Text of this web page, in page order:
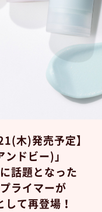
木)発売予定】
ンドビー)」
話題となった
ライマーが
して再登場！